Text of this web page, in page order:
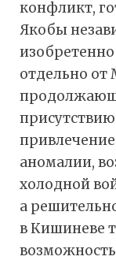
конфликт,
Якобы
отдельно от
аномалии,
холодной
а
в Кишиневе